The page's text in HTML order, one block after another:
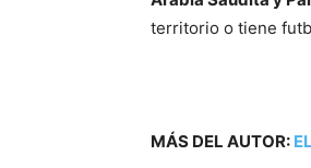
territorio o tiene
MÁS DEL AUTOR: